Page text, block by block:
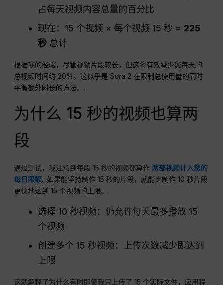
占每天视频内容总量的百分比
现在：15 个视频 × 每个视频 15 秒 = 225
秒 总计
根据我的经验，尽管视频片段较长，但这将有效减少您每天的
总视频时间约 20%。这似乎是 Sora 2 在限制总使用量的同时
平衡额外时长的方法。.
为什么 15 秒的视频也算两
段
通过测试，我注意到每段 15 秒的视频都算作 两部视频计入您的
每日限额. .如果能坚持制作 15 秒的片段，就能比制作 10 秒片段
更快地达到 15 个视频的上限。.
选择 10 秒视频：仍允许每天最多播放 15
个视频
创建多个 15 秒视频：上传次数减少即达到
上限
这就解释了为什么有时即使我只上传了 15 个实际文件，应用程